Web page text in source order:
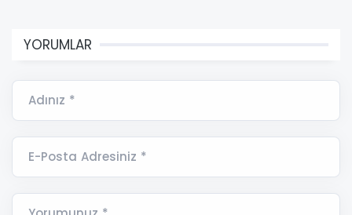
YORUMLAR
Adınız *
E-Posta Adresiniz *